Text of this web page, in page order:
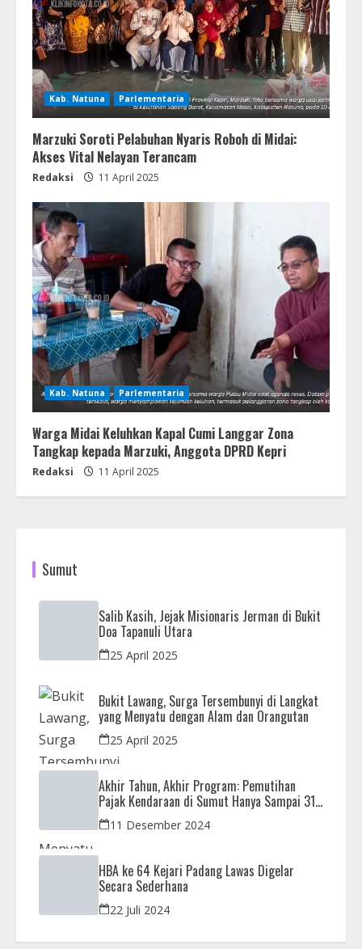
Kab. Natuna Parlementaria
Marzuki Soroti Pelabuhan Nyaris Roboh di Midai:
Akses Vital Nelayan Terancam
Redaksi 11 April 2025
Kab. Natuna Parlementaria
Warga Midai Keluhkan Kapal Cumi Langgar Zona
Tangkap kepada Marzuki, Anggota DPRD Kepri
Redaksi 11 April 2025
Sumut
Salib Kasih, Jejak Misionaris Jerman di Bukit
Doa Tapanuli Utara
25 April 2025
Bukit Lawang, Surga Tersembunyi di Langkat
yang Menyatu dengan Alam dan Orangutan
25 April 2025
Akhir Tahun, Akhir Program: Pemutihan
Pajak Kendaraan di Sumut Hanya Sampai 31
Desember
11 Desember 2024
HBA ke 64 Kejari Padang Lawas Digelar
Secara Sederhana
22 Juli 2024